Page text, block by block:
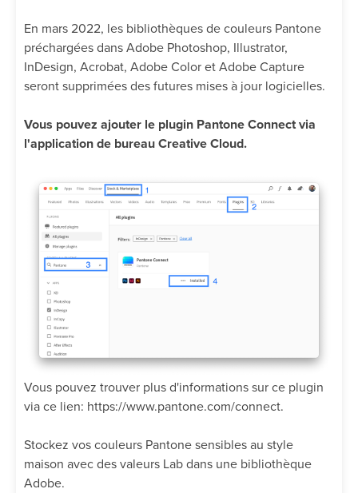
En mars 2022, les bibliothèques de couleurs Pantone
préchargées dans Adobe Photoshop, Illustrator,
InDesign, Acrobat, Adobe Color et Adobe Capture
seront supprimées des futures mises à jour logicielles.
Vous pouvez ajouter le plugin Pantone Connect via
l'application de bureau Creative Cloud.
Vous pouvez trouver plus d'informations sur ce plugin
via ce lien: https://www.pantone.com/connect.
Stockez vos couleurs Pantone sensibles au style
maison avec des valeurs Lab dans une bibliothèque
Adobe.